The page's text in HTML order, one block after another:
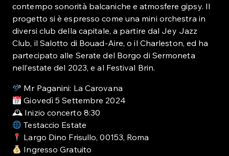
contempo sonorità balcaniche e atmosfere gipsy. Il
progetto si è espresso come una mini orchestra in
diversi club della capitale, a partire dal Jey Jazz
Club, il Salotto di Bouad-Aire, o il Charleston, ed ha
partecipato alle Serate del Borgo di Sermoneta
nell’estate del 2023, e al Festival Brin.
Mr Paganini: La Carovana
Giovedì 5 Settembre 2024
🕰 Inizio concerto 8:30
Testaccio Estate
Largo Dino Frisullo, 00153, Roma
Ingresso Gratuito